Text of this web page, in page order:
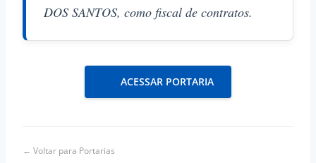
DOS SANTOS, como fiscal de contratos.
ACESSAR PORTARIA
← Voltar para Portarias